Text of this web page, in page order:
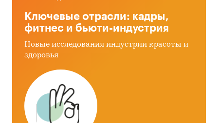
Ключевые отрасли: кадры,
фитнес и бьюти-индустрия
Новые исследования индустрии красоты и
здоровья